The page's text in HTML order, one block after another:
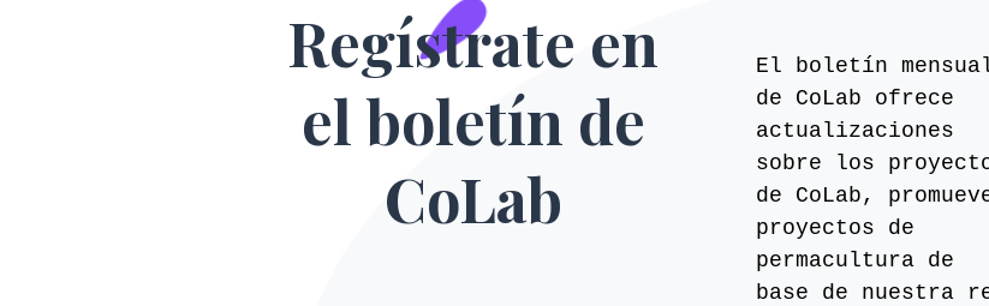
Regístrate en
el boletín de
CoLab
El boletín
de CoLab ofrece
actualizaciones
sobre los
de CoLab,
proyectos de
permacultura de
base de nuestra